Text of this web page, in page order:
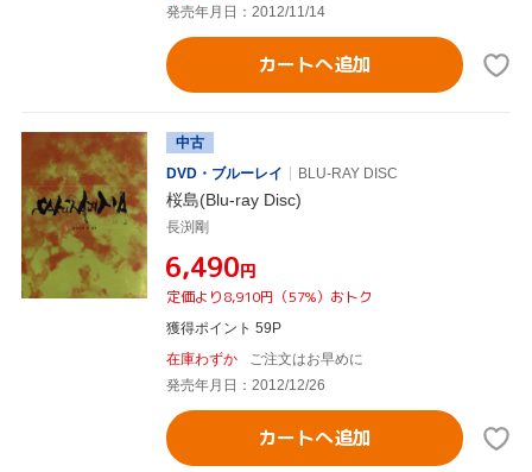
発売年月日：2012/11/14
カートへ追加
中古
DVD・ブルーレイ
BLU-RAY DISC
桜島(Blu-ray Disc)
長渕剛
¥6,490円
定価より8,910円（57%）おトク
獲得ポイント 59P
在庫わずか
ご注文はお早めに
発売年月日：2012/12/26
カートへ追加